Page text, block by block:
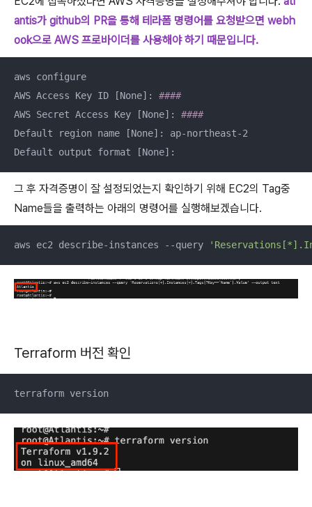
antis가 github의 PR을 통해 테라폼 명령어를 요청받으면 webh
ook으로 AWS 프로바이더를 사용해야 하기 때문입니다.
aws configure
AWS Access Key ID [None]: ####
AWS Secret Access Key [None]: ####
Default region name [None]: ap-northeast-2
Default output format [None]:
그 후 자격증명이 잘 설정되었는지 확인하기 위해 EC2의 Tag중
Name들을 출력하는 아래의 명령어를 실행해보겠습니다.
aws ec2 describe-instances --query
Terraform 버전 확인
terraform version